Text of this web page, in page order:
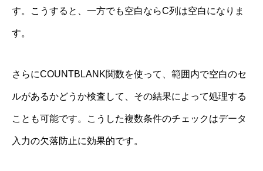
す。こうすると、一方でも空白ならC列は空白になりま
す。
さらにCOUNTBLANK関数を使って、範囲内で空白のセ
ルがあるかどうか検査して、その結果によって処理する
ことも可能です。こうした複数条件のチェックはデータ
入力の欠落防止に効果的です。